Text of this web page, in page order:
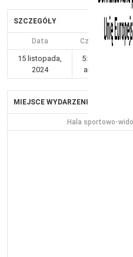
SZCZEGÓŁY
Data Czas
15 listopada,
2024
5:55
am
MIEJSCE WYDARZENIA
Hala sportowo-